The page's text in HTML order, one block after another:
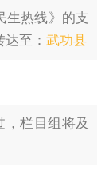
生热线》的支
至： 武功县
，栏目组将及